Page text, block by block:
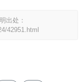
出处：
42951.html